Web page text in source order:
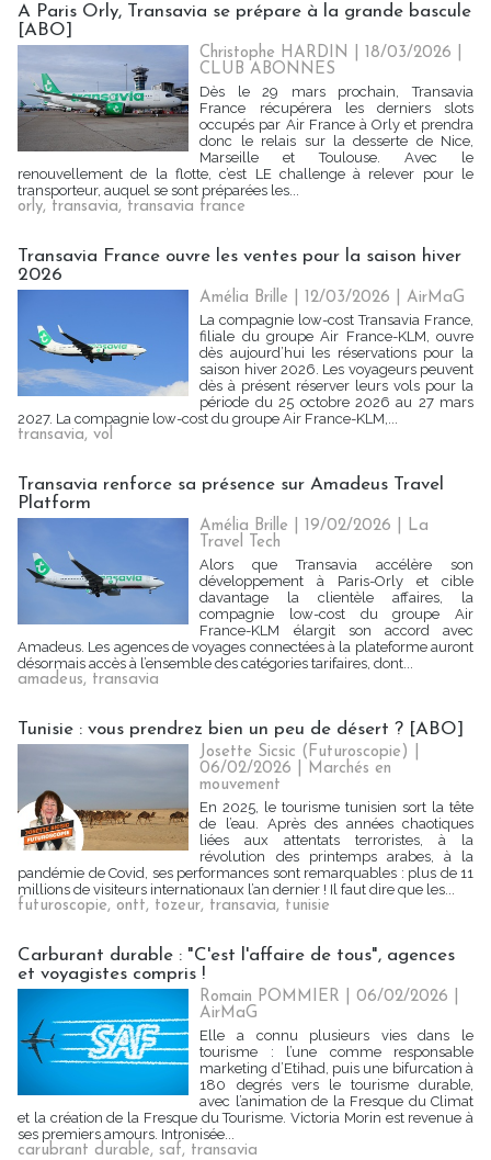
A Paris Orly, Transavia se prépare à la grande bascule
[ABO]
Christophe HARDIN | 18/03/2026
CLUB ABONNES
Dès le 29 mars prochain, Transavia
France récupérera les derniers slots
occupés par Air France à Orly et prendra
donc le relais sur la desserte de Nice,
Marseille et Toulouse. Avec le
renouvellement de la flotte, c’est LE challenge à relever pour le
transporteur, auquel se sont préparées les...
orly, transavia, transavia france
Transavia France ouvre les ventes pour la saison hiver
2026
Amélia Brille | 12/03/2026 |AirMaG
La compagnie low-cost Transavia France,
filiale du groupe Air France-KLM, ouvre
dès aujourd’hui les réservations pour la
saison hiver 2026. Les voyageurs peuvent
dès à présent réserver leurs vols pour la
période du 25 octobre 2026 au 27 mars
2027. La compagnie low-cost du groupe Air France-KLM,...
transavia, vol
Transavia renforce sa présence sur Amadeus Travel
Platform
Amélia Brille | 19/02/2026
La
Travel Tech
Alors que Transavia accélère son
développement à Paris-Orly et cible
davantage la clientèle affaires, la
compagnie low-cost du groupe Air
France-KLM élargit son accord avec
Amadeus. Les agences de voyages connectées à la plateforme auront
désormais accès à l’ensemble des catégories tarifaires, dont...
amadeus, transavia
Tunisie : vous prendrez bien un peu de désert ? [ABO]
Josette Sicsic (Futuroscopie)
06/02/2026
Marchés en
mouvement
En 2025, le tourisme tunisien sort la tête
de l’eau. Après des années chaotiques
liées aux attentats terroristes, à la
révolution des printemps arabes, à la
pandémie de Covid, ses performances sont remarquables : plus de 11
millions de visiteurs internationaux l’an dernier ! Il faut dire que les...
futuroscopie, ontt, tozeur, transavia, tunisie
Carburant durable : "C'est l'affaire de tous", agences
et voyagistes compris !
Romain POMMIER | 06/02/2026
AirMaG
Elle a connu plusieurs vies dans le
tourisme : l’une comme responsable
marketing d’Etihad, puis une bifurcation à
180 degrés vers le tourisme durable,
avec l’animation de la Fresque du Climat
et la création de la Fresque du Tourisme. Victoria Morin est revenue à
ses premiers amours. Intronisée...
carubrant durable, saf, transavia